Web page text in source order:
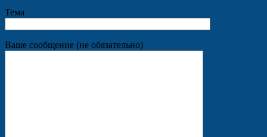
Тема
Ваше сообщение (не обязательно)